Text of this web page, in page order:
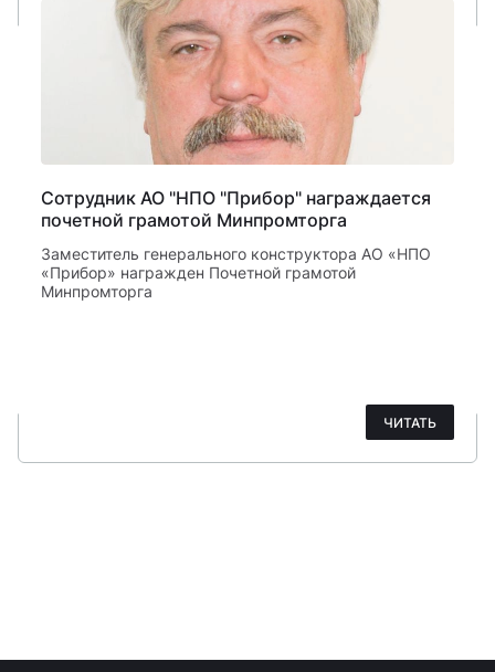
Сотрудник АО "НПО "Прибор" награждается
почетной грамотой Минпромторга
Заместитель генерального конструктора АО «НПО
«Прибор» награжден Почетной грамотой
Минпромторга
ЧИТАТЬ